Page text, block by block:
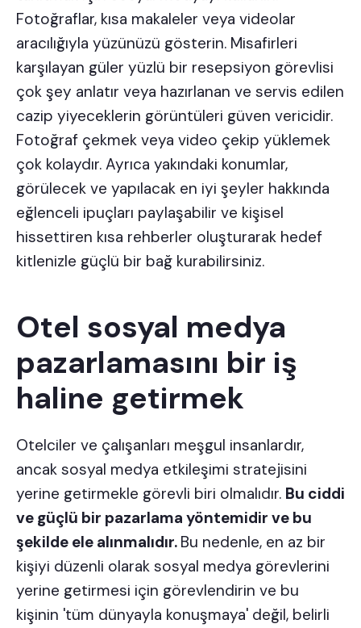
Fotoğraflar, kısa makaleler veya videolar
aracılığıyla yüzünüzü gösterin. Misafirleri
karşılayan güler yüzlü bir resepsiyon görevlisi
çok şey anlatır veya hazırlanan ve servis edilen
cazip yiyeceklerin görüntüleri güven vericidir.
Fotoğraf çekmek veya video çekip yüklemek
çok kolaydır. Ayrıca yakındaki konumlar,
görülecek ve yapılacak en iyi şeyler hakkında
eğlenceli ipuçları paylaşabilir ve kişisel
hissettiren kısa rehberler oluşturarak hedef
kitlenizle güçlü bir bağ kurabilirsiniz.
Otel sosyal medya
pazarlamasını bir iş
haline getirmek
Otelciler ve çalışanları meşgul insanlardır,
ancak sosyal medya etkileşimi stratejisini
yerine getirmekle görevli biri olmalıdır. Bu ciddi
ve güçlü bir pazarlama yöntemidir ve bu
şekilde ele alınmalıdır. Bu nedenle, en az bir
kişiyi düzenli olarak sosyal medya görevlerini
yerine getirmesi için görevlendirin ve bu
kişinin 'tüm dünyayla konuşmaya' değil, belirli